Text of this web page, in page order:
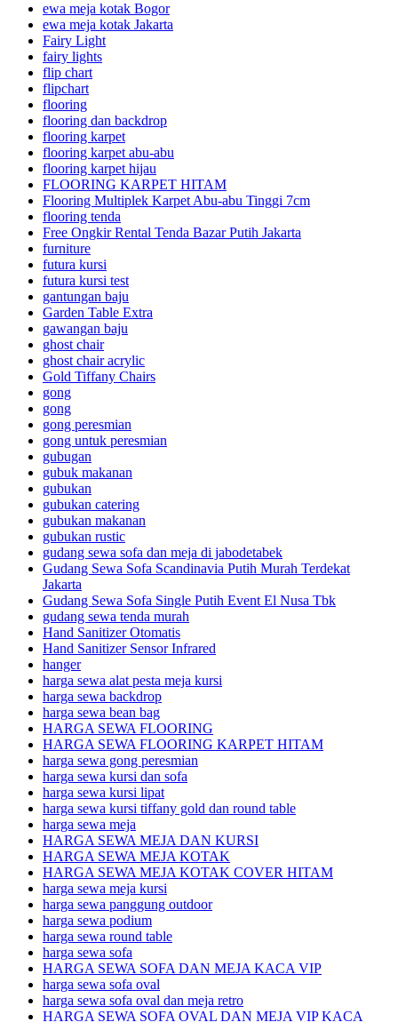
ewa meja kotak Bogor
ewa meja kotak Jakarta
Fairy Light
fairy lights
flip chart
flipchart
flooring
flooring dan backdrop
flooring karpet
flooring karpet abu-abu
flooring karpet hijau
FLOORING KARPET HITAM
Flooring Multiplek Karpet Abu-abu Tinggi 7cm
flooring tenda
Free Ongkir Rental Tenda Bazar Putih Jakarta
furniture
futura kursi
futura kursi test
gantungan baju
Garden Table Extra
gawangan baju
ghost chair
ghost chair acrylic
Gold Tiffany Chairs
gong
gong
gong peresmian
gong untuk peresmian
gubugan
gubuk makanan
gubukan
gubukan catering
gubukan makanan
gubukan rustic
gudang sewa sofa dan meja di jabodetabek
Gudang Sewa Sofa Scandinavia Putih Murah Terdekat
Jakarta
Gudang Sewa Sofa Single Putih Event El Nusa Tbk
gudang sewa tenda murah
Hand Sanitizer Otomatis
Hand Sanitizer Sensor Infrared
hanger
harga sewa alat pesta meja kursi
harga sewa backdrop
harga sewa bean bag
HARGA SEWA FLOORING
HARGA SEWA FLOORING KARPET HITAM
harga sewa gong peresmian
harga sewa kursi dan sofa
harga sewa kursi lipat
harga sewa kursi tiffany gold dan round table
harga sewa meja
HARGA SEWA MEJA DAN KURSI
HARGA SEWA MEJA KOTAK
HARGA SEWA MEJA KOTAK COVER HITAM
harga sewa meja kursi
harga sewa panggung outdoor
harga sewa podium
harga sewa round table
harga sewa sofa
HARGA SEWA SOFA DAN MEJA KACA VIP
harga sewa sofa oval
harga sewa sofa oval dan meja retro
HARGA SEWA SOFA OVAL DAN MEJA VIP KACA